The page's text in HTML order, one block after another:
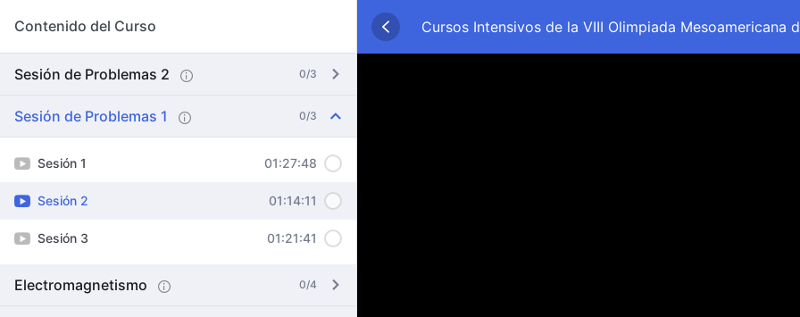
Contenido del Curso
Sesión de Problemas 2 0/3
Sesión de Problemas 1 0/3
Sesión 1 01:27:48
Sesión 2 01:14:11
Sesión 3 01:21:41
Electromagnetismo 0/4
Cursos Intensivos de la VIII Olimpiada Mesoamericana